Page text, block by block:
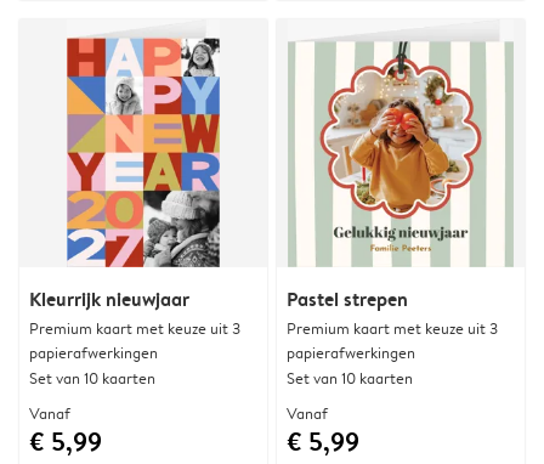
Kleurrijk nieuwjaar
Premium kaart met keuze uit 3
papierafwerkingen
Set van 10 kaarten
Vanaf
€ 5,99
Pastel strepen
Premium kaart met keuze uit 3
papierafwerkingen
Set van 10 kaarten
Vanaf
€ 5,99